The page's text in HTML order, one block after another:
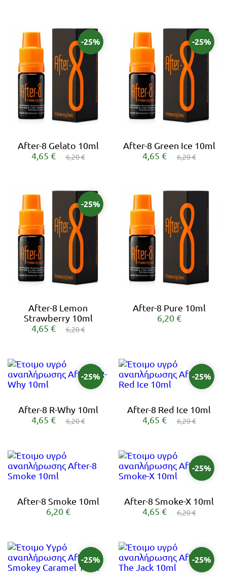
-25%
After-8 Gelato 10ml
4,65 €
6,20 €
-25%
After-8 Green Ice 10ml
4,65 €
6,20 €
-25%
After-8 Lemon
Strawberry 10ml
4,65 €
6,20 €
After-8 Pure 10ml
6,20 €
-25%
After-8 R-Why 10ml
4,65 €
6,20 €
-25%
After-8 Red Ice 10ml
4,65 €
6,20 €
After-8 Smoke 10ml
6,20 €
-25%
After-8 Smoke-X 10ml
4,65 €
6,20 €
-25% -25%